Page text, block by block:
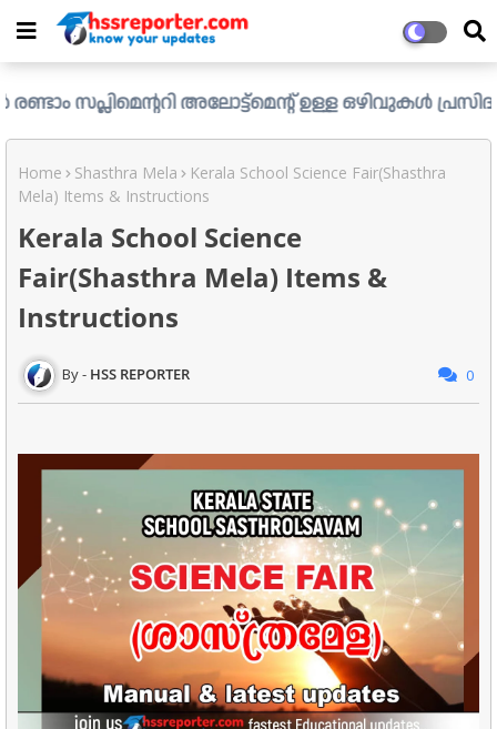
അലോട്ട്മെന്റ് ഉള്ള ഒഴിവുകൾ പ്രസിദ്ധീകരിച്ചു.
Home Shasthra Mela
Kerala School Science Fair(Shasthra
Mela) Items & Instructions
Kerala School Science
Fair(Shasthra Mela) Items &
Instructions
HSS REPORTER 0